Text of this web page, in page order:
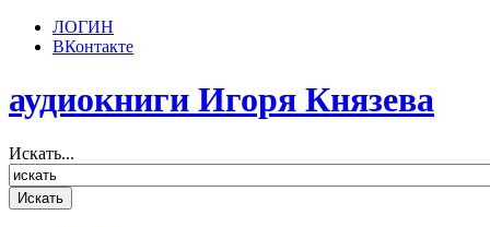
ЛОГИН
ВКонтакте
аудиокниги Игоря Князева
Искать...